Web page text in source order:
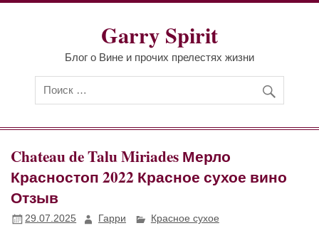
Перейти
Garry Spirit
Блог о Вине и прочих прелестях жизни
Chateau de Talu Miriades Мерло
Красностоп 2022 Красное сухое вино
Отзыв
29.07.2025 Гарри Красное сухое